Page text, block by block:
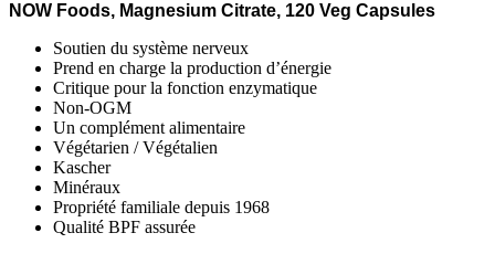
NOW Foods, Magnesium Citrate, 120 Veg Capsules
Soutien du système nerveux
Prend en charge la production d’énergie
Critique pour la fonction enzymatique
Non-OGM
Un complément alimentaire
Végétarien / Végétalien
Kascher
Minéraux
Propriété familiale depuis 1968
Qualité BPF assurée